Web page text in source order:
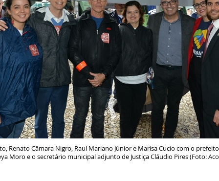
Renato Câmara Nigro, Raul Mariano Júnior e Marisa Cucio com o
Moro e o secretário municipal adjunto de Justiça Cláudio Pires (Foto: